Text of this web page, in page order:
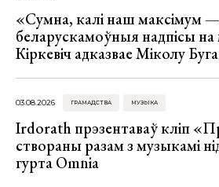
«Сумна, калі наш максімум —
беларускамоўныя надпісы на
Кіркевіч адказвае Міколу
03.08.2026 ГРАМАДСТВА МУЗЫКА
Irdorath прэзентаваў кліп
створаны разам з музыкамі
гурта Omnia